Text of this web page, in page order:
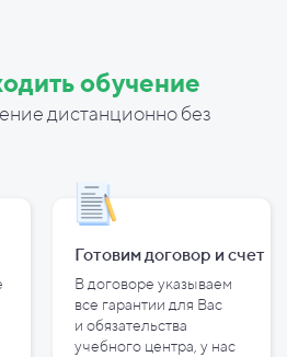
обучение
дистанционно без
Готовим договор и счет
В договоре указываем
все гарантии для Вас
и обязательства
учебного центра, у нас